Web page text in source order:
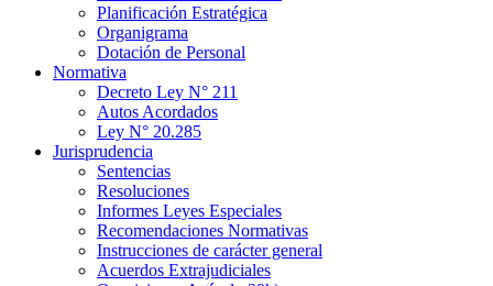
Planificación Estratégica
Organigrama
Dotación de Personal
Normativa
Decreto Ley N° 211
Autos Acordados
Ley N° 20.285
Jurisprudencia
Sentencias
Resoluciones
Informes Leyes Especiales
Recomendaciones Normativas
Instrucciones de carácter general
Acuerdos Extrajudiciales